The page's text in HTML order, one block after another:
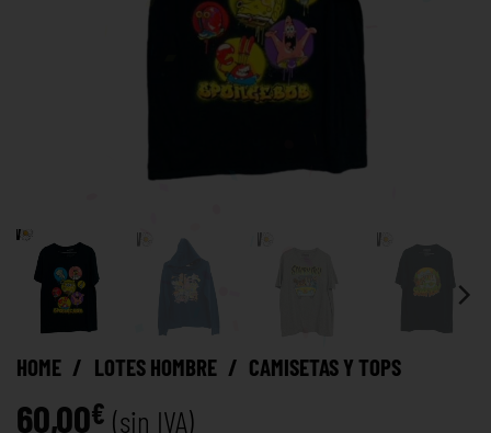
HOME / LOTES HOMBRE / CAMISETAS Y TOPS
60,00€ (sin IVA)